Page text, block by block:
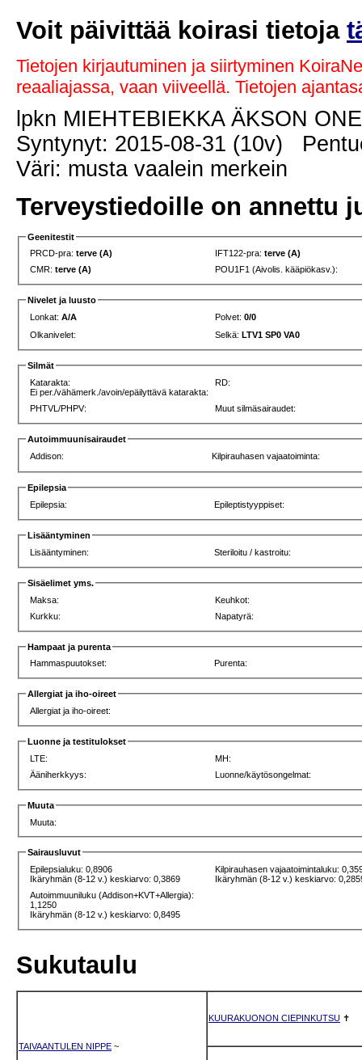
Voit päivittää koirasi tietoja
Tietojen kirjautuminen ja siirtyminen
reaaliajassa, vaan viiveellä. Tietojen
lpkn MIEHTEBIEKKA ÄKSON
Syntynyt: 2015-08-31 (10v)
Väri: musta vaalein merkein
Terveystiedoille on annettu
Geenitestit
PRCD-pra:terve (A) IFT122-pra:terve (A)
CMR:terve (A) POU1F1 (Aivolis. kääpiökasv.):
Nivelet ja luusto
Lonkat:A/A Polvet:0/0
Olkanivelet:
Selkä:LTV1 SP0 VA0
Silmät
Katarakta:
Ei per./vähämerk./avoin/epäilyttävä katarakta:
RD:
PHTVL/PHPV: Muut silmäsairaudet:
Autoimmuunisairaudet
Addison:
Kilpirauhasen vajaatoiminta:
Epilepsia
Epilepsia:
Epileptistyyppiset:
Lisääntyminen
Lisääntyminen:
Steriloitu / kastroitu:
Sisäelimet yms.
Maksa:
Keuhkot:
Kurkku:
Napatyrä:
Hampaat ja purenta
Hammaspuutokset:
Purenta:
Allergiat ja iho-oireet
Allergiat ja iho-oireet:
Luonne ja testitulokset
LTE:
MH:
Ääniherkkyys:
Luonne/käytösongelmat:
Muuta
Muuta:
Sairausluvut
Epilepsialuku: 0,8906
Ikäryhmän (8-12 v.) keskiarvo: 0,3869
Kilpirauhasen vajaatoimintaluku:
Ikäryhmän (8-12 v.) keskiarvo:
Autoimmuuniluku (Addison+KVT+Allergia):
1,1250
Ikäryhmän (8-12 v.) keskiarvo: 0,8495
Sukutaulu
TAIVAANTULEN NIPPE ~
KUURAKUONON CIEPINKUTSU ✝